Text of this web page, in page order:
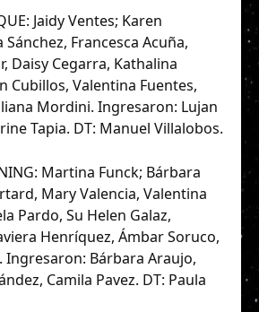
Jaidy Ventes; Karen
Francesca Acuña,
Daisy Cegarra, Kathalina
Cubillos, Valentina Fuentes,
Mordini. Ingresaron: Lujan
Tapia. DT: Manuel Villalobos.
Martina Funck; Bárbara
Mary Valencia, Valentina
Pardo, Su Helen Galaz,
Henríquez, Ámbar Soruco,
Ingresaron: Bárbara Araujo,
Camila Pavez. DT: Paula